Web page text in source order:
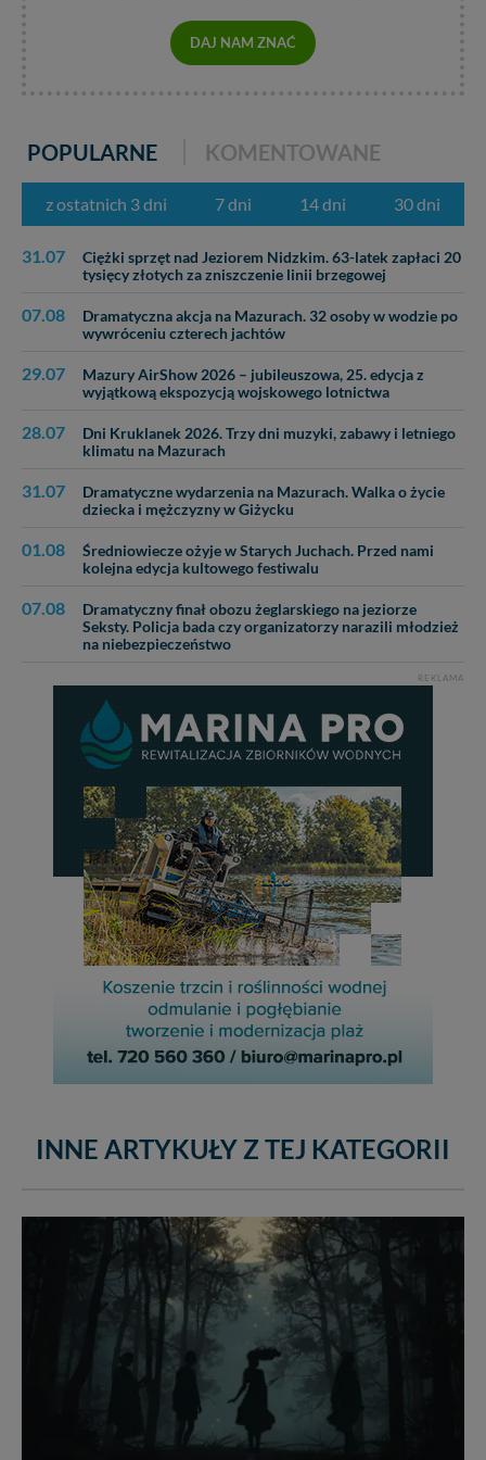
DAJ NAM ZNAĆ
POPULARNE KOMENTOWANE
z ostatnich 3 dni 7 dni 14 dni 30 dni
31.07
Ciężki sprzęt nad Jeziorem Nidzkim. 63-latek zapłaci 20
tysięcy złotych za zniszczenie linii brzegowej
07.08
Dramatyczna akcja na Mazurach. 32 osoby w wodzie po
wywróceniu czterech jachtów
29.07
Mazury AirShow 2026 – jubileuszowa, 25. edycja z
wyjątkową ekspozycją wojskowego lotnictwa
28.07
Dni Kruklanek 2026. Trzy dni muzyki, zabawy i letniego
klimatu na Mazurach
31.07
Dramatyczne wydarzenia na Mazurach. Walka o życie
dziecka i mężczyzny w Giżycku
01.08
Średniowiecze ożyje w Starych Juchach. Przed nami
kolejna edycja kultowego festiwalu
07.08
Dramatyczny finał obozu żeglarskiego na jeziorze
Seksty. Policja bada czy organizatorzy narazili młodzież
na niebezpieczeństwo
REKLAMA
INNE ARTYKUŁY Z TEJ KATEGORII
praw w odniesieniu do informacji zawartych w plikach
cookies. Twoja przeglądarka umożliwia Ci skasowanie
zrobić za Ciebie.
nowo...